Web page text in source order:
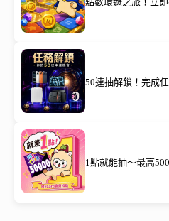
50連抽解鎖！完成
1點就能抽～最高